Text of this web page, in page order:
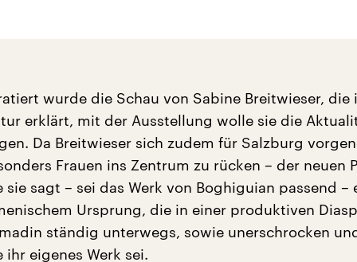
wurde die Schau von Sabine Breitwieser,
erklärt, mit der Ausstellung wolle sie die
Da Breitwieser sich zudem für Salzburg
Frauen ins Zentrum zu rücken – der neuen
sie sagt – sei das Werk von Boghiguian passend
Ursprung, die in einer produktiven
ständig unterwegs, sowie unerschrocken
ihr eigenes Werk sei.